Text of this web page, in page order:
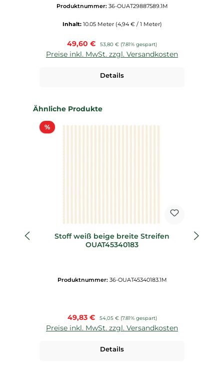
Produktnummer: 36-OUAT29887589.1M
Inhalt: 10.05 Meter (4,94 € / 1 Meter)
Verkaufspreis:
49,60 € Regulärer Preis:
53,80 € (7.81% gespart)
Preise inkl. MwSt. zzgl. Versandkosten
Details
Produktgalerie überspringen
Ähnliche Produkte
%Rabatt
Stoff weiß beige breite Streifen
OUAT45340183
Produktnummer: 36-OUAT45340183.1M
Verkaufspreis:
49,83 € Regulärer Preis:
54,05 € (7.81% gespart)
Preise inkl. MwSt. zzgl. Versandkosten
Details